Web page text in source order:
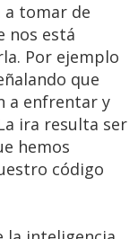
tomar de
nos está
Por ejemplo
que
a enfrentar y
ira resulta ser
hemos
código